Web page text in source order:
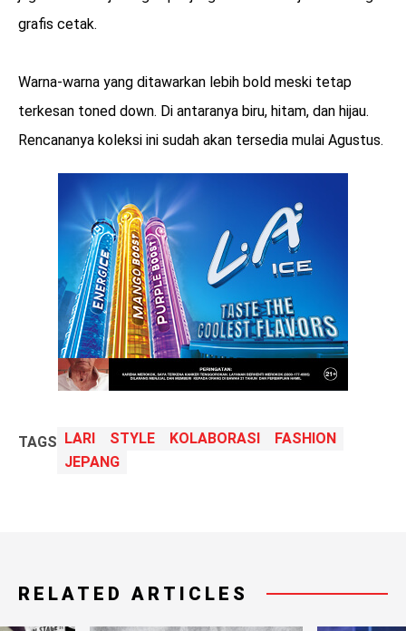
grafis cetak.
Warna-warna yang ditawarkan lebih bold meski tetap
terkesan toned down. Di antaranya biru, hitam, dan hijau.
Rencananya koleksi ini sudah akan tersedia mulai Agustus.
TAGS LARI STYLE KOLABORASI
FASHION
JEPANG
RELATED ARTICLES